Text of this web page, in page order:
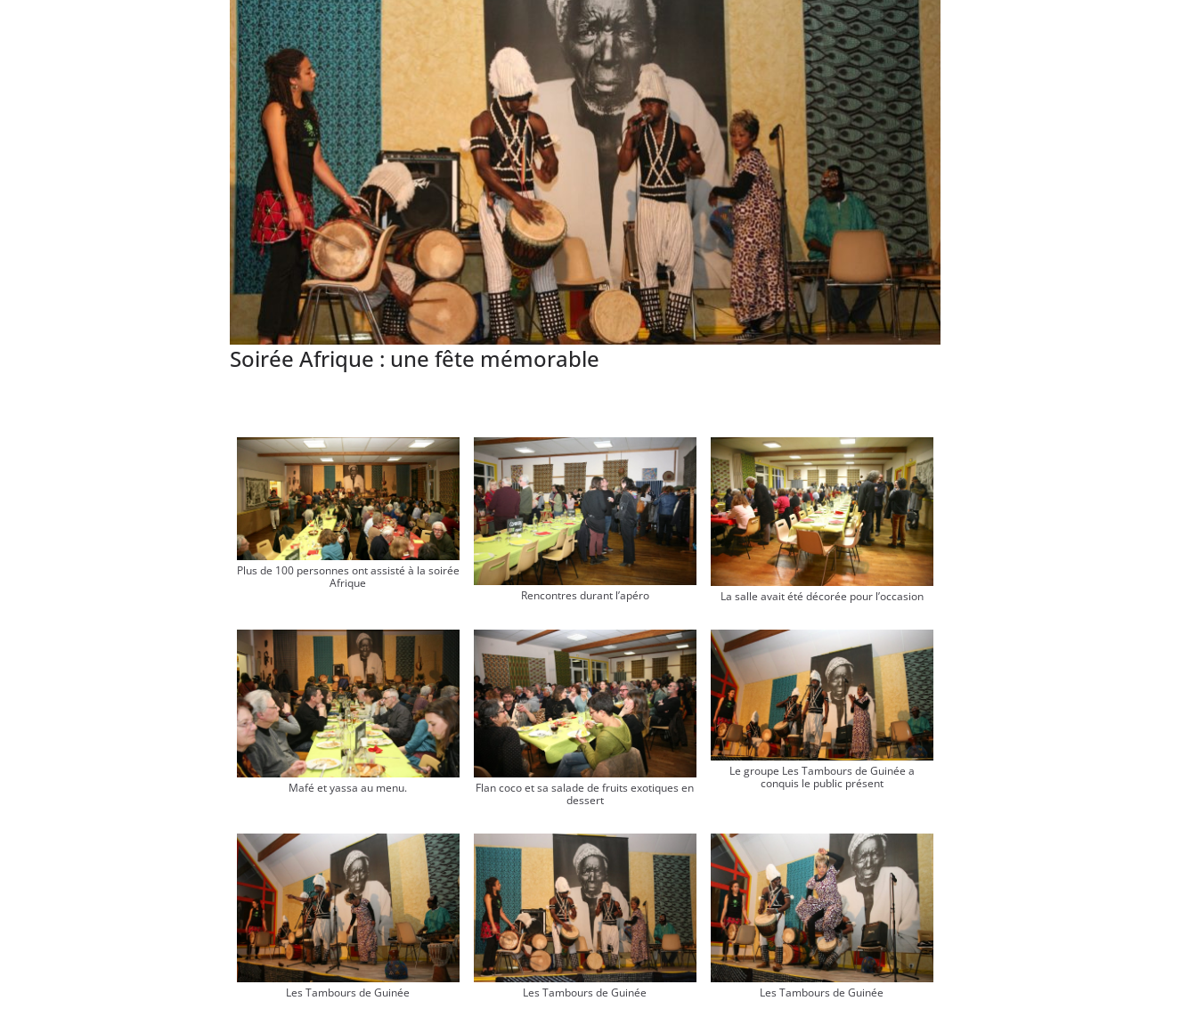
Soirée Afrique : une fête mémorable
Plus de 100 personnes ont assisté à la soirée
Afrique
Rencontres durant l’apéro
La salle avait été décorée pour l’occasion
Mafé et yassa au menu.
Flan coco et sa salade de fruits exotiques en
dessert
Le groupe Les Tambours de Guinée a
conquis le public présent
Les Tambours de Guinée Les Tambours de Guinée Les Tambours de Guinée